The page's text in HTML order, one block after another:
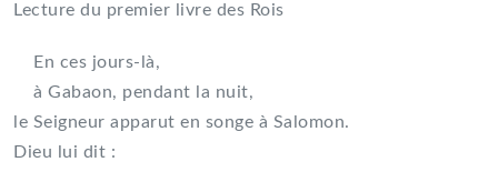
Lecture du premier livre des Rois
En ces jours-là,
à Gabaon, pendant la nuit,
le Seigneur apparut en songe à Salomon.
Dieu lui dit :